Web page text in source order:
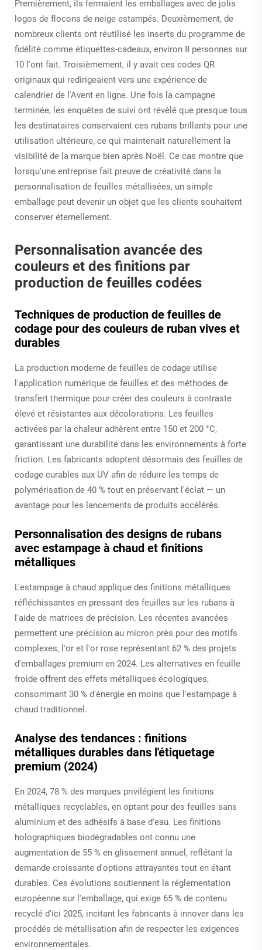
Premièrement, ils fermaient les emballages avec de jolis
logos de flocons de neige estampés. Deuxièmement, de
nombreux clients ont réutilisé les inserts du programme de
fidélité comme étiquettes-cadeaux, environ 8 personnes sur
10 l'ont fait. Troisièmement, il y avait ces codes QR
originaux qui redirigeaient vers une expérience de
calendrier de l'Avent en ligne. Une fois la campagne
terminée, les enquêtes de suivi ont révélé que presque tous
les destinataires conservaient ces rubans brillants pour une
utilisation ultérieure, ce qui maintenait naturellement la
visibilité de la marque bien après Noël. Ce cas montre que
lorsqu'une entreprise fait preuve de créativité dans la
personnalisation de feuilles métallisées, un simple
emballage peut devenir un objet que les clients souhaitent
conserver éternellement.
Personnalisation avancée des
couleurs et des finitions par
production de feuilles codées
Techniques de production de feuilles de
codage pour des couleurs de ruban vives et
durables
La production moderne de feuilles de codage utilise
l'application numérique de feuilles et des méthodes de
transfert thermique pour créer des couleurs à contraste
élevé et résistantes aux décolorations. Les feuilles
activées par la chaleur adhèrent entre 150 et 200 °C,
garantissant une durabilité dans les environnements à forte
friction. Les fabricants adoptent désormais des feuilles de
codage curables aux UV afin de réduire les temps de
polymérisation de 40 % tout en préservant l'éclat — un
avantage pour les lancements de produits accélérés.
Personnalisation des designs de rubans
avec estampage à chaud et finitions
métalliques
L'estampage à chaud applique des finitions métalliques
réfléchissantes en pressant des feuilles sur les rubans à
l'aide de matrices de précision. Les récentes avancées
permettent une précision au micron près pour des motifs
complexes, l'or et l'or rose représentant 62 % des projets
d'emballages premium en 2024. Les alternatives en feuille
froide offrent des effets métalliques écologiques,
consommant 30 % d'énergie en moins que l'estampage à
chaud traditionnel.
Analyse des tendances : finitions
métalliques durables dans l'étiquetage
premium (2024)
En 2024, 78 % des marques privilégient les finitions
métalliques recyclables, en optant pour des feuilles sans
aluminium et des adhésifs à base d'eau. Les finitions
holographiques biodégradables ont connu une
augmentation de 55 % en glissement annuel, reflétant la
demande croissante d'options attrayantes tout en étant
durables. Ces évolutions soutiennent la réglementation
européenne sur l'emballage, qui exige 65 % de contenu
recyclé d'ici 2025, incitant les fabricants à innover dans les
procédés de métallisation afin de respecter les exigences
environnementales.